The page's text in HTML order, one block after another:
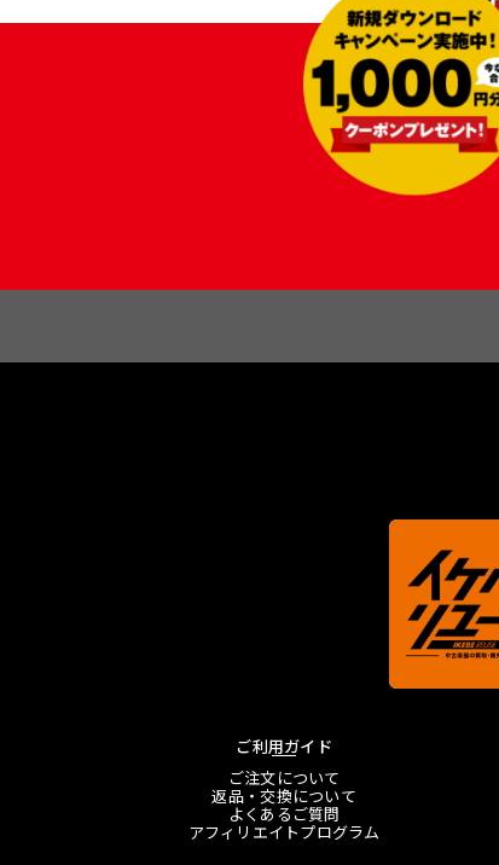
ご利用ガイド
ご注文について
返品・交換について
よくあるご質問
アフィリエイトプログラム